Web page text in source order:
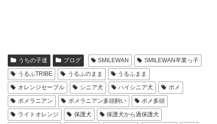
うちの子達 ブログ SMILEWAN
SMILEWAN卒業っ子
うるふTRIBE
うるふのまま
うるふまま
オレンジセーブル
シニア犬 ハイシニア犬
ポメ
ポメラニアン
ポメラニアン多頭飼い
ポメ多頭
ライトオレンジ
保護犬
保護犬から過保護犬